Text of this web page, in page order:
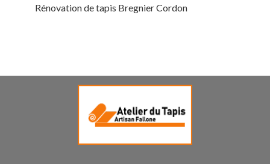
Rénovation de tapis Bregnier Cordon